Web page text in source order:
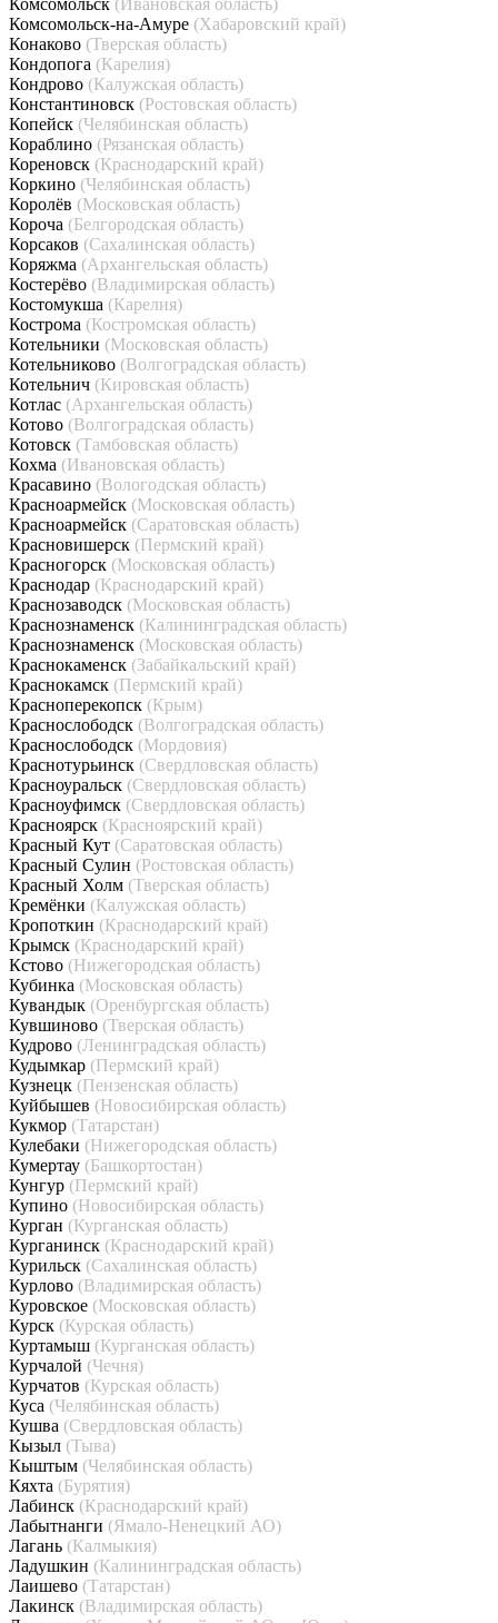
Комсомольск (Ивановская область)
Комсомольск-на-Амуре (Хабаровский край)
Конаково (Тверская область)
Кондопога (Карелия)
Кондрово (Калужская область)
Константиновск (Ростовская область)
Копейск (Челябинская область)
Кораблино (Рязанская область)
Кореновск (Краснодарский край)
Коркино (Челябинская область)
Королёв (Московская область)
Короча (Белгородская область)
Корсаков (Сахалинская область)
Коряжма (Архангельская область)
Костерёво (Владимирская область)
Костомукша (Карелия)
Кострома (Костромская область)
Котельники (Московская область)
Котельниково (Волгоградская область)
Котельнич (Кировская область)
Котлас (Архангельская область)
Котово (Волгоградская область)
Котовск (Тамбовская область)
Кохма (Ивановская область)
Красавино (Вологодская область)
Красноармейск (Московская область)
Красноармейск (Саратовская область)
Красновишерск (Пермский край)
Красногорск (Московская область)
Краснодар (Краснодарский край)
Краснозаводск (Московская область)
Краснознаменск (Калининградская область)
Краснознаменск (Московская область)
Краснокаменск (Забайкальский край)
Краснокамск (Пермский край)
Красноперекопск (Крым)
Краснослободск (Волгоградская область)
Краснослободск (Мордовия)
Краснотурьинск (Свердловская область)
Красноуральск (Свердловская область)
Красноуфимск (Свердловская область)
Красноярск (Красноярский край)
Красный Кут (Саратовская область)
Красный Сулин (Ростовская область)
Красный Холм (Тверская область)
Кремёнки (Калужская область)
Кропоткин (Краснодарский край)
Крымск (Краснодарский край)
Кстово (Нижегородская область)
Кубинка (Московская область)
Кувандык (Оренбургская область)
Кувшиново (Тверская область)
Кудрово (Ленинградская область)
Кудымкар (Пермский край)
Кузнецк (Пензенская область)
Куйбышев (Новосибирская область)
Кукмор (Татарстан)
Кулебаки (Нижегородская область)
Кумертау (Башкортостан)
Кунгур (Пермский край)
Купино (Новосибирская область)
Курган (Курганская область)
Курганинск (Краснодарский край)
Курильск (Сахалинская область)
Курлово (Владимирская область)
Куровское (Московская область)
Курск (Курская область)
Куртамыш (Курганская область)
Курчалой (Чечня)
Курчатов (Курская область)
Куса (Челябинская область)
Кушва (Свердловская область)
Кызыл (Тыва)
Кыштым (Челябинская область)
Кяхта (Бурятия)
Лабинск (Краснодарский край)
Лабытнанги (Ямало-Ненецкий АО)
Лагань (Калмыкия)
Ладушкин (Калининградская область)
Лаишево (Татарстан)
Лакинск (Владимирская область)